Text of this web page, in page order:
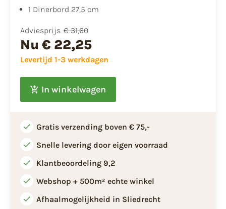
1 Dinerbord 27,5 cm
Adviesprijs € 31,60
Nu € 22,25
Levertijd 1-3 werkdagen
In winkelwagen
Gratis verzending boven € 75,-
Snelle levering door eigen voorraad
Klantbeoordeling 9,2
Webshop + 500m² echte winkel
Afhaalmogelijkheid in Sliedrecht